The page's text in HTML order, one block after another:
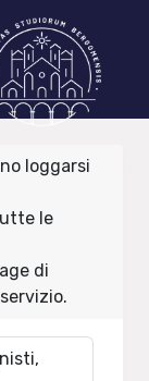
loggarsi
le
di